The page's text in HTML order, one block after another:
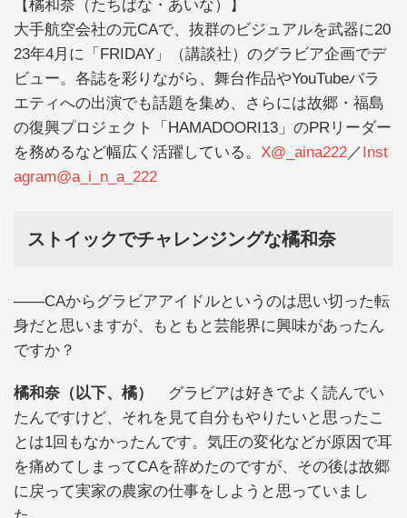
【橘和奈（たちばな・あいな）】
大手航空会社の元CAで、抜群のビジュアルを武器に20
23年4月に「FRIDAY」（講談社）のグラビア企画でデ
ビュー。各誌を彩りながら、舞台作品やYouTubeバラ
エティへの出演でも話題を集め、さらには故郷・福島
の復興プロジェクト「HAMADOORI13」のPRリーダー
を務めるなど幅広く活躍している。 X@_aina222／Inst
agram@a_i_n_a_222
ストイックでチャレンジングな橘和奈
――CAからグラビアアイドルというのは思い切った転
身だと思いますが、もともと芸能界に興味があったん
ですか？
橘和奈（以下、橘）
グラビアは好きでよく読んでい
たんですけど、それを見て自分もやりたいと思ったこ
とは1回もなかったんです。気圧の変化などが原因で耳
を痛めてしまってCAを辞めたのですが、その後は故郷
に戻って実家の農家の仕事をしようと思っていまし